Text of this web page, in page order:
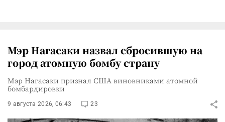
Мэр Нагасаки назвал сбросившую на
город атомную бомбу страну
Мэр Нагасаки признал США виновниками атомной
бомбардировки
9 августа 2026, 06:43 23